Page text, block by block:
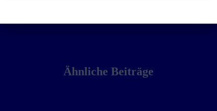
Ähnliche Beiträge